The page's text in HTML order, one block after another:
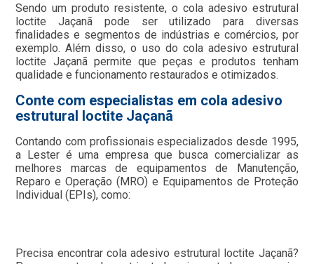
Sendo um produto resistente, o cola adesivo estrutural
loctite Jaçanã pode ser utilizado para diversas
finalidades e segmentos de indústrias e comércios, por
exemplo. Além disso, o uso do cola adesivo estrutural
loctite Jaçanã permite que peças e produtos tenham
qualidade e funcionamento restaurados e otimizados.
Conte com especialistas em cola adesivo
estrutural loctite Jaçanã
Contando com profissionais especializados desde 1995,
a Lester é uma empresa que busca comercializar as
melhores marcas de equipamentos de Manutenção,
Reparo e Operação (MRO) e Equipamentos de Proteção
Individual (EPIs), como:
Precisa encontrar cola adesivo estrutural loctite Jaçanã?